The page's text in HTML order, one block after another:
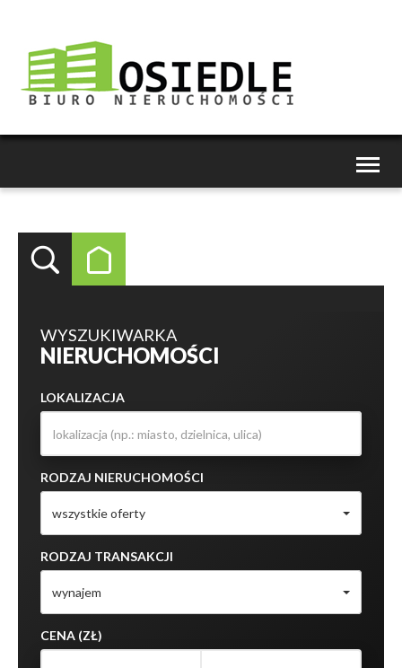
WYSZUKIWARKA
NIERUCHOMOŚCI
LOKALIZACJA
RODZAJ NIERUCHOMOŚCI
wszystkie oferty
RODZAJ TRANSAKCJI
wynajem
CENA (ZŁ)